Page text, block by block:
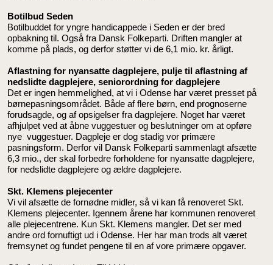
Botilbud Seden
Botilbuddet for yngre handicappede i Seden er der bred
opbakning til. Også fra Dansk Folkeparti. Driften mangler at
komme på plads, og derfor støtter vi de 6,1 mio. kr. årligt.
Aflastning for nyansatte dagplejere, pulje til aflastning af
nedslidte dagplejere, seniorordning for dagplejere
Det er ingen hemmelighed, at vi i Odense har været presset på
børnepasningsområdet. Både af flere børn, end prognoserne
forudsagde, og af opsigelser fra dagplejere. Noget har været
afhjulpet ved at åbne vuggestuer og beslutninger om at opføre
nye vuggestuer. Dagpleje er dog stadig vor primære
pasningsform. Derfor vil Dansk Folkeparti sammenlagt afsætte
6,3 mio., der skal forbedre forholdene for nyansatte dagplejere,
for nedslidte dagplejere og ældre dagplejere.
Skt. Klemens plejecenter
Vi vil afsætte de fornødne midler, så vi kan få renoveret Skt.
Klemens plejecenter. Igennem årene har kommunen renoveret
alle plejecentrene. Kun Skt. Klemens mangler. Det ser med
andre ord fornuftigt ud i Odense. Her har man trods alt været
fremsynet og fundet pengene til en af vore primære opgaver.